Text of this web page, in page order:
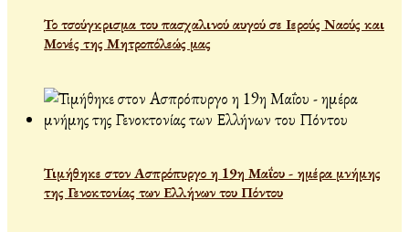
Το τσούγκρισμα του πασχαλινού αυγού σε Ιερούς Ναούς και
Μονές της Μητροπόλεώς μας
Τιμήθηκε στον Ασπρόπυργο η 19η Μαΐου - ημέρα μνήμης
της Γενοκτονίας των Ελλήνων του Πόντου